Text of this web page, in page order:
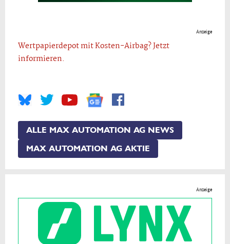
Anzeige
Wertpapierdepot mit Kosten-Airbag? Jetzt
informieren.
ALLE MAX AUTOMATION AG NEWS
MAX AUTOMATION AG AKTIE
Anzeige